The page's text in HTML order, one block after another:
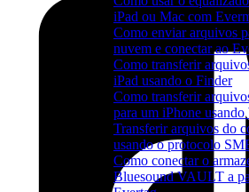
iPad ou Mac com
Como enviar arquivos
nuvem e conectar ao
Como transferir
iPad usando o Finder
Como transferir
para um iPhone
Transferir arquivos do
usando o protocolo
Como conectar o
Bluesound VAULT a